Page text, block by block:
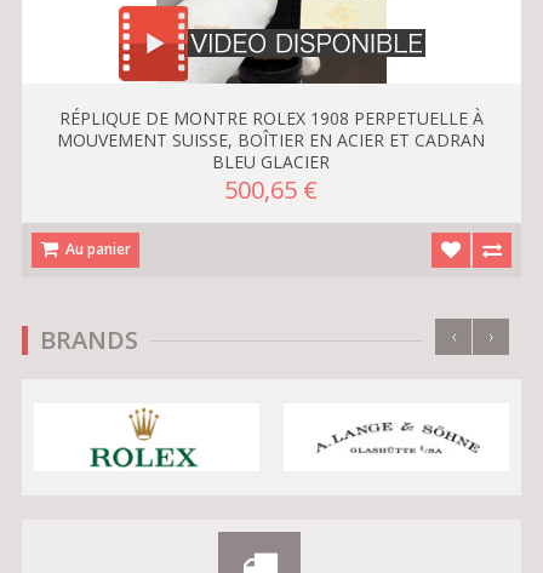
RÉPLIQUE DE MONTRE ROLEX 1908 PERPETUELLE À
MOUVEMENT SUISSE, BOÎTIER EN ACIER ET CADRAN
BLEU GLACIER
500,65 €
Au panier
BRANDS ‹ ›